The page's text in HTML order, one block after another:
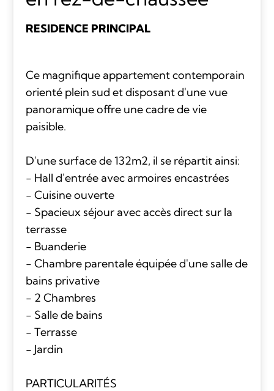
RESIDENCE PRINCIPAL
Ce magnifique appartement contemporain
orienté plein sud et disposant d'une vue
panoramique offre une cadre de vie
paisible.
D'une surface de 132m2, il se répartit ainsi:
- Hall d'entrée avec armoires encastrées
- Cuisine ouverte
- Spacieux séjour avec accès direct sur la
terrasse
- Buanderie
- Chambre parentale équipée d'une salle de
bains privative
- 2 Chambres
- Salle de bains
- Terrasse
- Jardin
PARTICULARITÉS